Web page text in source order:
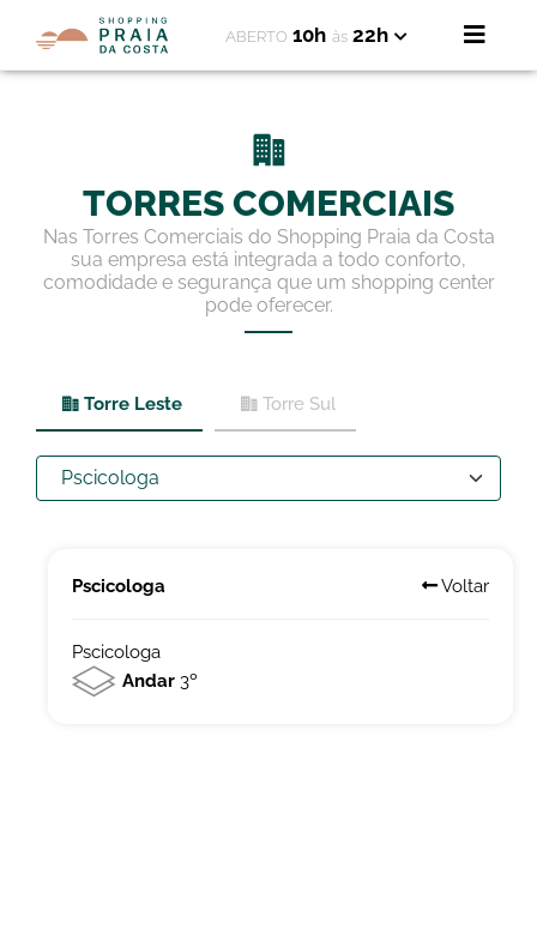
ABERTO 10h às 22h
TORRES COMERCIAIS
Nas Torres Comerciais do Shopping Praia da Costa
sua empresa está integrada a todo conforto,
comodidade e segurança que um shopping center
pode oferecer.
Torre Leste Torre Sul
Pscicologa Voltar
Pscicologa
Andar3º